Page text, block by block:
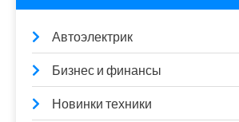
Автоэлектрик
Бизнес и финансы
Новинки техники